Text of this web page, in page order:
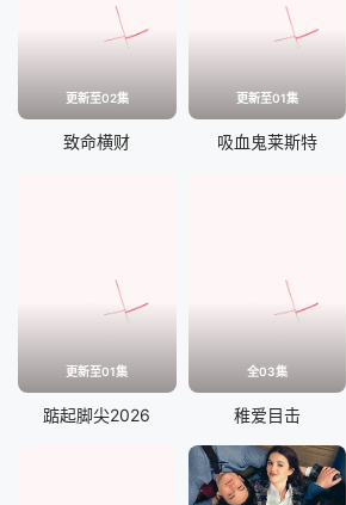
更新至02集
致命横财
更新至01集
吸血鬼莱斯特
更新至01集
踮起脚尖2026
全03集
稚爱目击